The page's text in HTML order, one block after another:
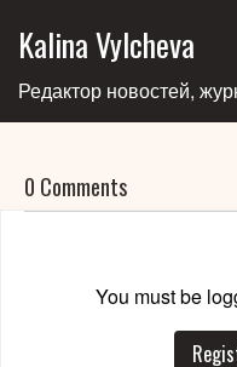
Kalina Vylcheva
Редактор новостей,
0 Comments
You must be